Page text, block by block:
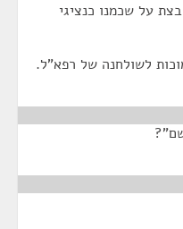
על שכמנו כנציגי
לשולחנה של רפא"ל.